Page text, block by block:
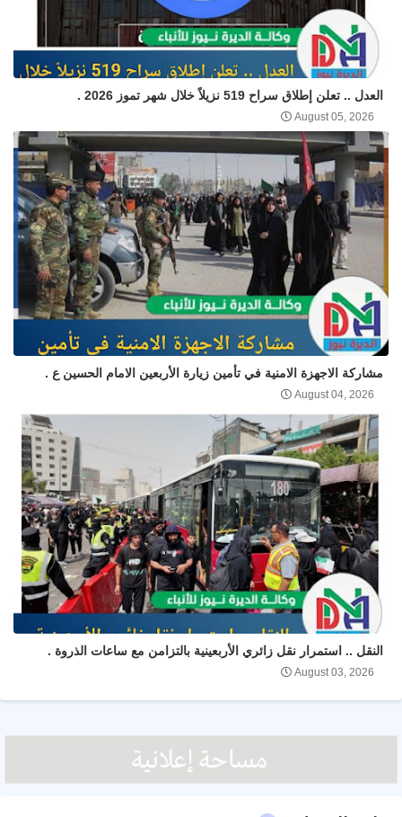
العدل .. تعلن إطلاق سراح 519 نزيلاً خلال شهر تموز 2026 .
August 05, 2026
مشاركة الاجهزة الامنية في تأمين زيارة الأربعين الامام الحسين ع .
August 04, 2026
النقل .. استمرار نقل زائري الأربعينية بالتزامن مع ساعات الذروة .
August 03, 2026